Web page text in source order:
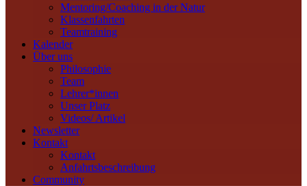
Mentoring/Coaching in der Natur
Klassenfahrten
Teamtraining
Kalender
Über uns
Philosophie
Team
Lehrer*innen
Unser Platz
Videos/ Artikel
Newsletter
Kontakt
Kontakt
Anfahrtsbeschreibung
Community